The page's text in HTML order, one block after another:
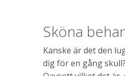
Sköna
Kanske är det den
dig för en gång